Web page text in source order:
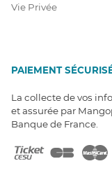
Vie Privée
PAIEMENT
La collecte de vos
et assurée par
Banque de France.